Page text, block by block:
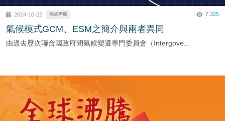
2024-10-22 氣候專欄 7,325
氣候模式GCM、ESM之簡介與兩者異同
由過去歷次聯合國政府間氣候變遷專門委員會（Intergove...